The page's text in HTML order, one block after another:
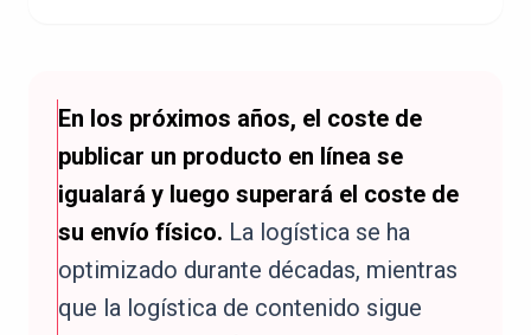
En los próximos años, el coste de
publicar un producto en línea se
igualará y luego superará el coste de
su envío físico. La logística se ha
optimizado durante décadas, mientras
que la logística de contenido sigue